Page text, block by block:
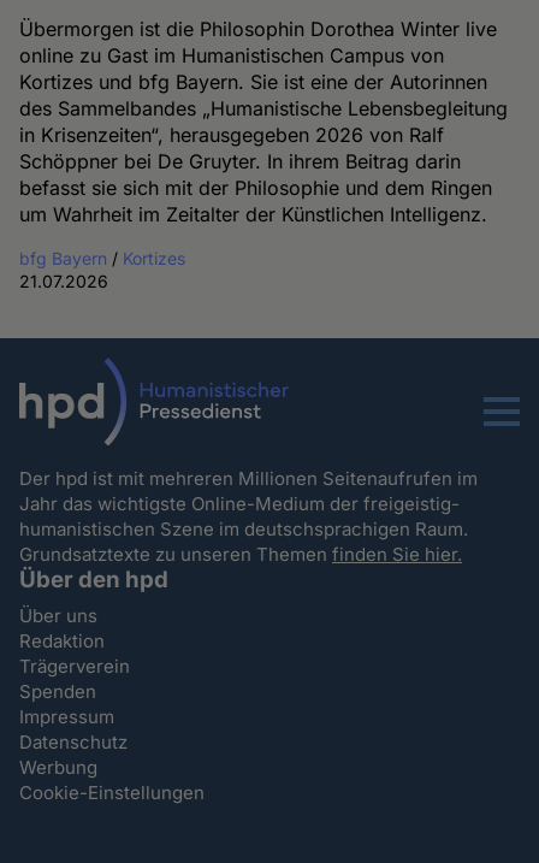
Übermorgen ist die Philosophin Dorothea Winter live
online zu Gast im Humanistischen Campus von
Kortizes und bfg Bayern. Sie ist eine der Autorinnen
des Sammelbandes „Humanistische Lebensbegleitung
in Krisenzeiten“, herausgegeben 2026 von Ralf
Schöppner bei De Gruyter. In ihrem Beitrag darin
befasst sie sich mit der Philosophie und dem Ringen
um Wahrheit im Zeitalter der Künstlichen Intelligenz.
bfg Bayern / Kortizes
21.07.2026
Menu
Der hpd ist mit mehreren Millionen Seitenaufrufen im
Jahr das wichtigste Online-Medium der freigeistig-
humanistischen Szene im deutschsprachigen Raum.
Grundsatztexte zu unseren Themenfinden Sie hier.
Über den hpd
Über uns
Redaktion
Trägerverein
Spenden
Impressum
Datenschutz
Werbung
Cookie-Einstellungen